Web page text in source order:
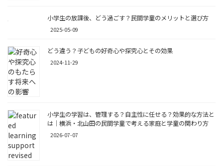
小学生の放課後、どう過ごす？民間学童のメリットと選び方
2025-05-09
どう違う？子どもの好奇心や探究心とその効果
2024-11-29
小学生の学習は、管理する？自主性に任せる？効果的な方法と
は｜横浜・北山田の民間学童で考える家庭と学童の関わり方
2026-07-07